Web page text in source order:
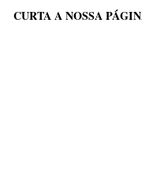
CURTA A NOSSA